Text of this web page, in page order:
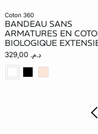
coton 360
BANDEAU SANS
ARMATURES EN
BIOLOGIQUE
د.م. 329,00